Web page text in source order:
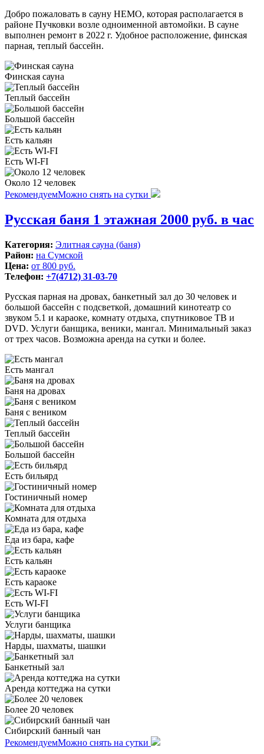
Добро пожаловать в сауну НЕМО, которая располагается в
районе Пучковки возле одноименной автомойки. В сауне
выполнен ремонт в 2022 г. Удобное расположение, финская
парная, теплый бассейн.
Финская сауна
Теплый бассейн
Большой бассейн
Есть кальян
Есть WI-FI
Около 12 человек
РекомендуемМожно снять на сутки
Русская баня 1 этажная 2000 руб. в час
Категория: Элитная сауна (баня)
Район: на Сумской
Цена: от 800 руб.
Телефон: +7(4712) 31-03-70
Русская парная на дровах, банкетный зал до 30 человек и
большой бассейн с подсветкой, домашний кинотеатр со
звуком 5.1 и караоке, комнату отдыха, спутниковое ТВ и
DVD. Услуги банщика, веники, мангал. Минимальный заказ
от трех часов. Возможна аренда на сутки и более.
Есть мангал
Баня на дровах
Баня с веником
Теплый бассейн
Большой бассейн
Есть бильярд
Гостиничный номер
Комната для отдыха
Еда из бара, кафе
Есть кальян
Есть караоке
Есть WI-FI
Услуги банщика
Нарды, шахматы, шашки
Банкетный зал
Аренда коттеджа на сутки
Более 20 человек
Сибирский банный чан
РекомендуемМожно снять на сутки